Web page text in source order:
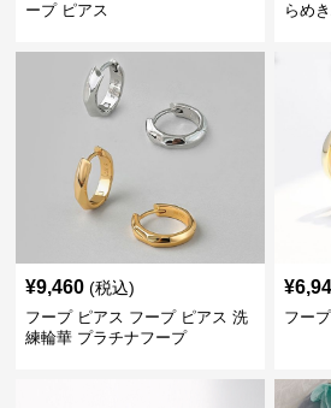
ープ ピアス
らめ
¥9,460 (税込)
フープ ピアス フープ ピアス 洗
練輪華 プラチナフープ
¥
フー